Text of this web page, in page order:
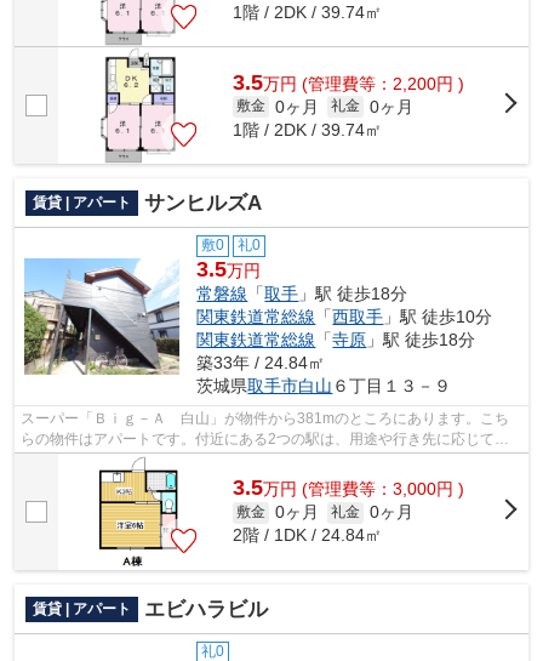
1階 / 2DK / 39.74㎡
3.5万円 (管理費等：2,200円 )
敷金 0ヶ月 礼金 0ヶ月
1階 / 2DK / 39.74㎡
賃貸 | アパート サンヒルズA
敷0 礼0
3.5万円
常磐線 「取手 」駅 徒歩18分
関東鉄道常総線 「西取手 」駅 徒歩10分
関東鉄道常総線 「寺原 」駅 徒歩18分
築33年 / 24.84㎡
茨城県取手市白山 ６丁目１３－９
スーパー「Ｂｉｇ－Ａ 白山」が物件から381mのところにあります。こち
らの物件はアパートです。付近にある2つの駅は、用途や行き先に応じて使
い分けることができます。アパートマンシ...
3.5万円 (管理費等：3,000円 )
敷金 0ヶ月 礼金 0ヶ月
2階 / 1DK / 24.84㎡
賃貸 | アパート エビハラビル
礼0